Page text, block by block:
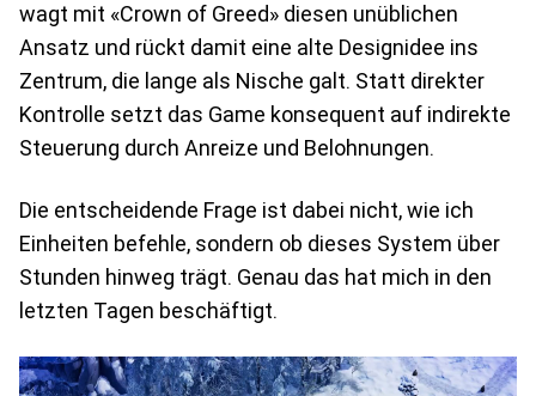
wagt mit «Crown of Greed» diesen unüblichen
Ansatz und rückt damit eine alte Designidee ins
Zentrum, die lange als Nische galt. Statt direkter
Kontrolle setzt das Game konsequent auf indirekte
Steuerung durch Anreize und Belohnungen.
Die entscheidende Frage ist dabei nicht, wie ich
Einheiten befehle, sondern ob dieses System über
Stunden hinweg trägt. Genau das hat mich in den
letzten Tagen beschäftigt.